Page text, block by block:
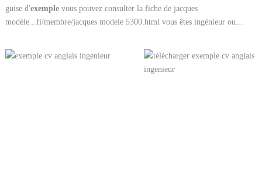
guise d'exemplevous pouvez consulter la fiche de jacques
modèle...fi/membre/jacques modele 5300.html vous êtes ingénieur ou...